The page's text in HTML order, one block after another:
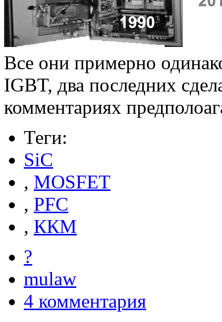
Все они примерно
IGBT, два последних
комментариях
Теги:
SiC
, MOSFET
, PFC
, ККМ
?
mulaw
4 комментария